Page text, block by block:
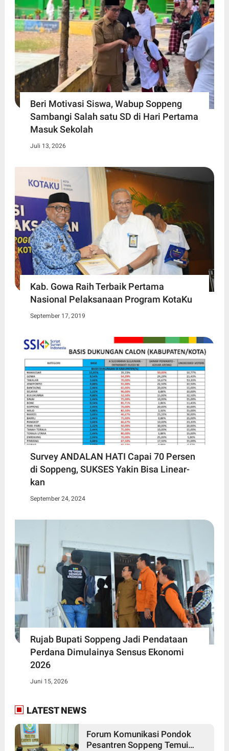
Beri Motivasi Siswa, Wabup Soppeng
Sambangi Salah satu SD di Hari Pertama
Masuk Sekolah
Juli 13, 2026
Kab. Gowa Raih Terbaik Pertama
Nasional Pelaksanaan Program KotaKu
September 17, 2019
Survey ANDALAN HATI Capai 70 Persen
di Soppeng, SUKSES Yakin Bisa Linear-
kan
September 24, 2024
Rujab Bupati Soppeng Jadi Pendataan
Perdana Dimulainya Sensus Ekonomi
2026
Juni 15, 2026
LATEST NEWS
Forum Komunikasi Pondok
Pesantren Soppeng Temui